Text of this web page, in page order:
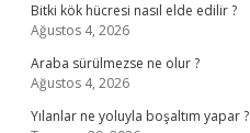
Bitki kök hücresi nasıl elde edilir ?
Ağustos 4, 2026
Araba sürülmezse ne olur ?
Ağustos 4, 2026
Yılanlar ne yoluyla boşaltım yapar ?